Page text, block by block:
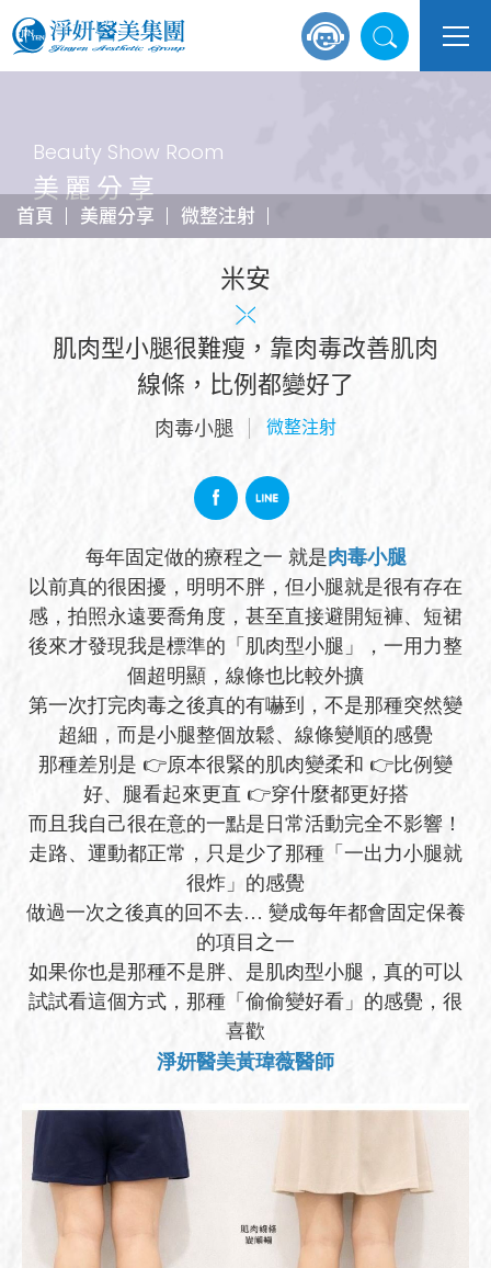
Beauty Show Room
美麗分享
首頁 美麗分享 微整注射
米安
肌肉型小腿很難瘦，靠肉毒改善肌肉
線條，比例都變好了
肉毒小腿 微整注射
每年固定做的療程之一 就是肉毒小腿
以前真的很困擾，明明不胖，但小腿就是很有存在
感，拍照永遠要喬角度，甚至直接避開短褲、短裙
後來才發現我是標準的「肌肉型小腿」，一用力整
個超明顯，線條也比較外擴
第一次打完肉毒之後真的有嚇到，不是那種突然變
超細，而是小腿整個放鬆、線條變順的感覺
那種差別是 👉原本很緊的肌肉變柔和 👉比例變
好、腿看起來更直 👉穿什麼都更好搭
而且我自己很在意的一點是日常活動完全不影響！
走路、運動都正常，只是少了那種「一出力小腿就
很炸」的感覺
做過一次之後真的回不去… 變成每年都會固定保養
的項目之一
如果你也是那種不是胖、是肌肉型小腿，真的可以
試試看這個方式，那種「偷偷變好看」的感覺，很
喜歡
淨妍醫美黃瑋薇醫師